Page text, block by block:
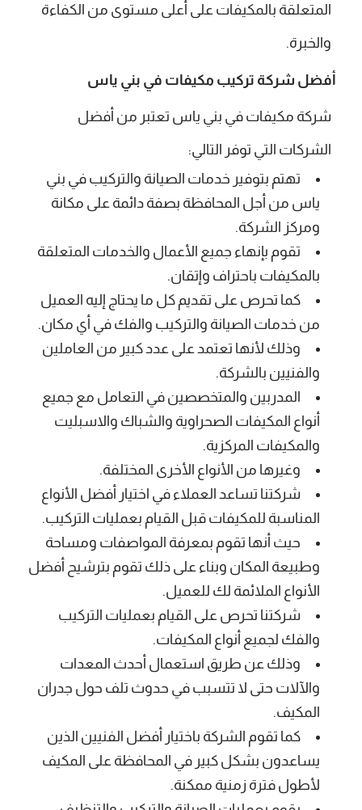
المتعلقة بالمكيفات على أعلى مستوى من الكفاءة
والخبرة.
أفضل شركة تركيب مكيفات في بني ياس
شركة مكيفات في بني ياس تعتبر من أفضل
الشركات التي توفر التالي:
تهتم بتوفير خدمات الصيانة والتركيب في بني
ياس من أجل المحافظة بصفة دائمة على مكانة
ومركز الشركة.
تقوم بإنهاء جميع الأعمال والخدمات المتعلقة
بالمكيفات باحتراف وإتقان.
كما تحرص على تقديم كل ما يحتاج إليه العميل
من خدمات الصيانة والتركيب والفك في أي مكان.
وذلك لأنها تعتمد على عدد كبير من العاملين
والفنيين بالشركة.
المدربين والمتخصصين في التعامل مع جميع
أنواع المكيفات الصحراوية والشباك والاسبليت
والمكيفات المركزية.
وغيرها من الأنواع الأخرى المختلفة.
شركتنا تساعد العملاء في اختيار أفضل الأنواع
المناسبة للمكيفات قبل القيام بعمليات التركيب.
حيث أنها تقوم بمعرفة المواصفات ومساحة
وطبيعة المكان وبناء على ذلك تقوم بترشيح أفضل
الأنواع الملائمة لك للعميل.
شركتنا تحرص على القيام بعمليات التركيب
والفك لجميع أنواع المكيفات.
وذلك عن طريق استعمال أحدث المعدات
والآلات حتى لا تتسبب في حدوث تلف حول جدران
المكيف.
كما تقوم الشركة باختيار أفضل الفنيين الذين
يساعدون بشكل كبير في المحافظة على المكيف
لأطول فترة زمنية ممكنة.